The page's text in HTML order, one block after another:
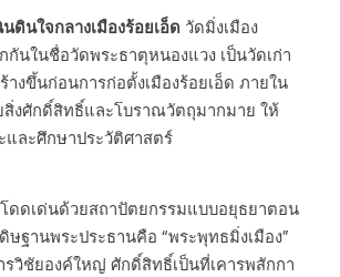
ดินใจกลางเมืองร้อยเอ็ด วัดมิ่งเมือง
กันในชื่อวัดพระธาตุหนองแวง เป็นวัดเก่า
งขึ้นก่อนการก่อตั้งเมืองร้อยเอ็ด ภายใน
สิ่งศักดิ์สิทธิ์และโบราณวัตถุมากมาย ให้
และศึกษาประวัติศาสตร์
โดดเด่นด้วยสถาปัตยกรรมแบบอยุธยาตอน
ษฐานพระประธานคือ “พระพุทธมิ่งเมือง”
วิชัยองค์ใหญ่ ศักดิ์สิทธิ์เป็นที่เคารพสักกา